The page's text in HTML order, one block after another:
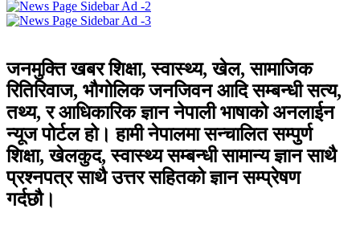
जनमुक्ति खबर शिक्षा, स्वास्थ्य, खेल, सामाजिक
रितिरिवाज, भौगोलिक जनजिवन आदि सम्बन्धी सत्य,
तथ्य, र आधिकारिक ज्ञान नेपाली भाषाको अनलाईन
न्यूज पोर्टल हो। हामी नेपालमा सन्चालित सम्पुर्ण
शिक्षा, खेलकुद, स्वास्थ्य सम्बन्धी सामान्य ज्ञान साथै
प्रश्नपत्र साथै उत्तर सहितको ज्ञान सम्प्रेषण
गर्दछौ।